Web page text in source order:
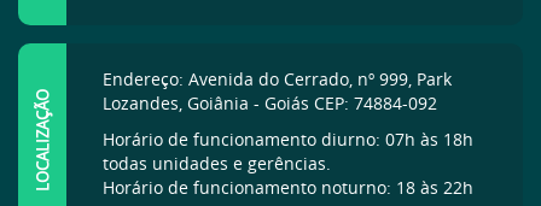
LOCALIZAÇÃO
Endereço: Avenida do Cerrado, nº 999, Park
Lozandes, Goiânia - Goiás CEP: 74884-092
Horário de funcionamento diurno: 07h às 18h
todas unidades e gerências.
Horário de funcionamento noturno: 18 às 22h